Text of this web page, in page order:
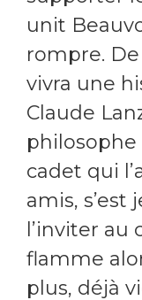
unit
rompre. De
vivra une
Claude
philosophe
cadet qui
amis, s’est
l’inviter au
flamme
plus, déjà